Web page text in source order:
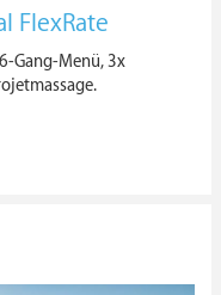
FlexRate
Gang-Menü, 3x